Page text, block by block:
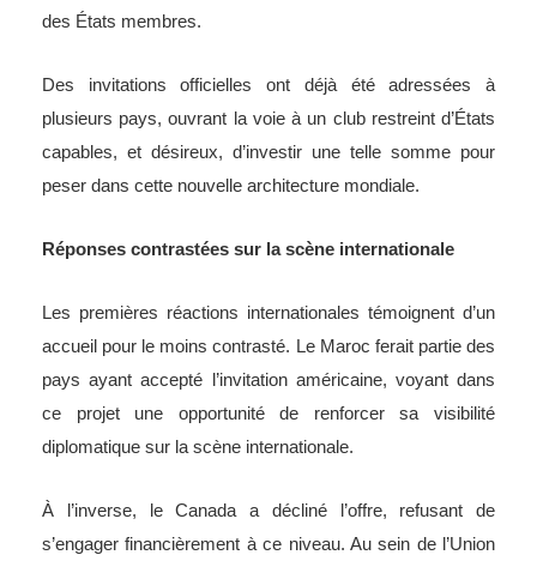
des États membres.
Des invitations officielles ont déjà été adressées à
plusieurs pays, ouvrant la voie à un club restreint d’États
capables, et désireux, d’investir une telle somme pour
peser dans cette nouvelle architecture mondiale.
Réponses contrastées sur la scène internationale
Les premières réactions internationales témoignent d’un
accueil pour le moins contrasté. Le Maroc ferait partie des
pays ayant accepté l’invitation américaine, voyant dans
ce projet une opportunité de renforcer sa visibilité
diplomatique sur la scène internationale.
À l’inverse, le Canada a décliné l’offre, refusant de
s’engager financièrement à ce niveau. Au sein de l’Union